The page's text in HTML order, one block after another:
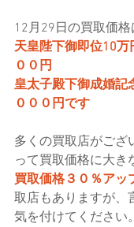
12月29日の買取価格
天皇陛下御即位10万
００円
皇太子殿下御成婚記
０００円です
多くの買取店がござ
って買取価格に大き
買取価格３０％アッ
取店もありますが、
気を付けてください。